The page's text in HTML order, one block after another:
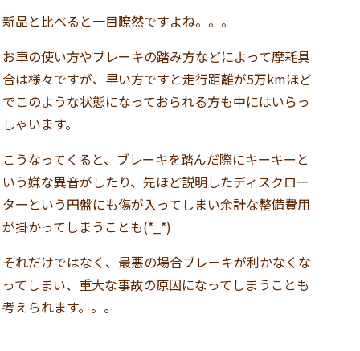
新品と比べると一目瞭然ですよね。。。
お車の使い方やブレーキの踏み方などによって摩耗具
合は様々ですが、早い方ですと走行距離が5万kmほど
でこのような状態になっておられる方も中にはいらっ
しゃいます。
こうなってくると、ブレーキを踏んだ際にキーキーと
いう嫌な異音がしたり、先ほど説明したディスクロー
ターという円盤にも傷が入ってしまい余計な整備費用
が掛かってしまうことも(*_*)
それだけではなく、最悪の場合ブレーキが利かなくな
ってしまい、重大な事故の原因になってしまうことも
考えられます。。。